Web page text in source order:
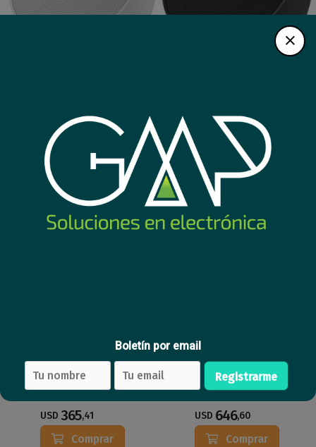
107,75 107,75
Comprar
Reloj Apple Watch Series
SE2 44mm Starlight
USD 365,41
Comprar
Nuevo
Reloj Apple Watch Series 11
42mm Aluminio negro
USD 646,60
Comprar
Boletín por email
Registrarme